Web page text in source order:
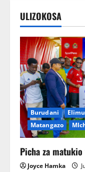
ULIZOKOSA
Burudani Elimu
Matangazo
Picha za
Joyce Hamka